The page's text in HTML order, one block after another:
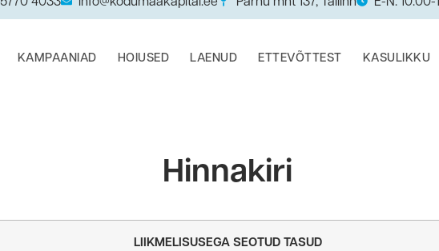
KAMPAANIAD HOIUSED LAENUD ETTEVÕTTEST KASULIKKU
Hinnakiri
LIIKMELISUSEGA SEOTUD TASUD